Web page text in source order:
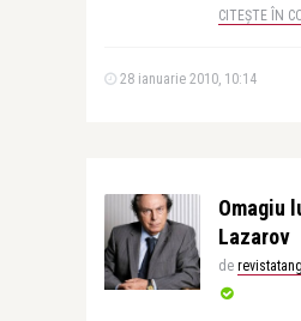
CITEȘTE ÎN
28 ianuarie 2010, 10:14
Omagiu
Lazarov
de